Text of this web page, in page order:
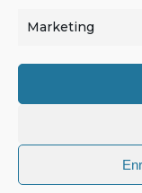
Marketing